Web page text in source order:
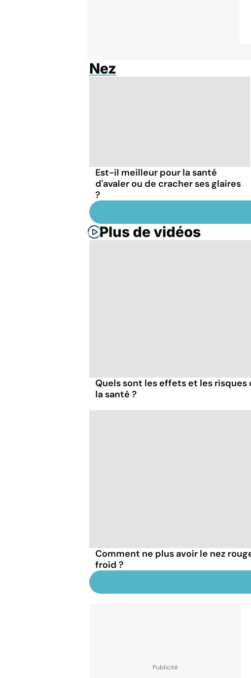
Nez
Est-il meilleur pour la santé
d'avaler ou de cracher ses glaires
?
Plus de vidéos
Quels sont les effets et les
la santé ?
Comment ne plus avoir le nez
froid ?